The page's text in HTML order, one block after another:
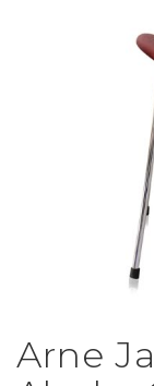
Hoppa
till
Arne